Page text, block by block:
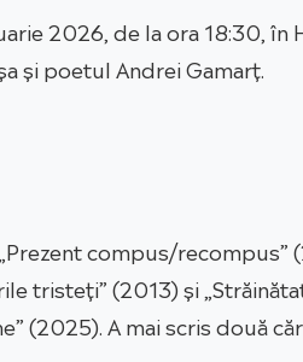
2026, de la ora 18:30, în
și poetul Andrei Gamarț.
compus/
tristeți” (2013) și
(2025). A mai scris două